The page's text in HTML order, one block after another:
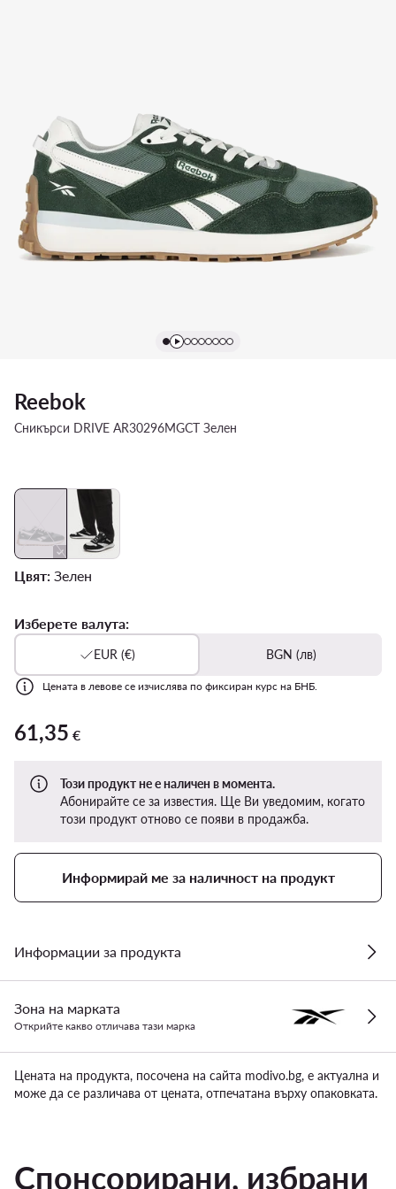
Reebok
Сникърси DRIVE AR30296MGCT Зелен
Цвят: Зелен
Изберете валута:
EUR (€) BGN (лв)
Цената в левове се изчислява по фиксиран курс на БНБ.
61,35 €
61,35 €
Този продукт не е наличен в момента.
Абонирайте се за известия. Ще Ви уведомим, когато
този продукт отново се появи в продажба.
Информирай ме за наличност на продукт
Информации за продукта
Зона на марката
Открийте какво отличава тази марка
Цената на продукта, посочена на сайта modivo.bg, е актуална и
може да се различава от цената, отпечатана върху опаковката.
Спонсорирани, избрани